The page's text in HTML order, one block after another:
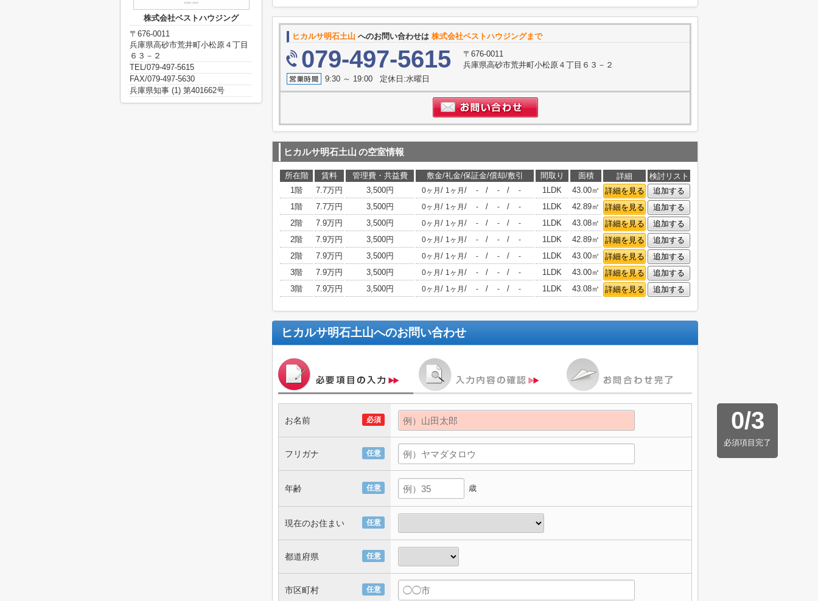
ヒカルサ明石土山 へのお問い合わせは 株式会社ベストハウジングまで
079-497-5615
〒676-0011
兵庫県高砂市荒井町小松原４丁目６３－２
9:30 ～ 19:00 定休日:水曜日
ヒカルサ明石土山 の空室情報
所在階 賃料 管理費・共益費 敷金/礼金/保証金/償却/敷引 間取り 面積 詳細
検討リスト
1階
7.7万円 3,500円 0ヶ月 / 1ヶ月 / - / - / - 1LDK 43.00㎡ 詳細を見る
追加する
1階
7.7万円 3,500円 0ヶ月 / 1ヶ月 / - / - / - 1LDK 42.89㎡ 詳細を見る
追加する
2階
7.9万円 3,500円 0ヶ月 / 1ヶ月 / - / - / - 1LDK 43.08㎡ 詳細を見る
追加する
2階
7.9万円 3,500円 0ヶ月 / 1ヶ月 / - / - / - 1LDK 42.89㎡ 詳細を見る
追加する
2階
7.9万円 3,500円 0ヶ月 / 1ヶ月 / - / - / - 1LDK 43.00㎡ 詳細を見る
追加する
3階
7.9万円 3,500円 0ヶ月 / 1ヶ月 / - / - / - 1LDK 43.00㎡ 詳細を見る
追加する
3階
7.9万円 3,500円 0ヶ月 / 1ヶ月 / - / - / - 1LDK 43.08㎡ 詳細を見る 追加する
ヒカルサ明石土山へのお問い合わせ
0/3
必須項目完了
必須
お名前
任意
フリガナ
任意
年齢 歳
任意
現在のお住まい
任意
都道府県
任意
市区町村
株式会社ベストハウジング
〒676-0011
兵庫県高砂市荒井町小松原４丁目
６３－２
TEL/079-497-5615
FAX/079-497-5630
兵庫県知事 (1) 第401662号